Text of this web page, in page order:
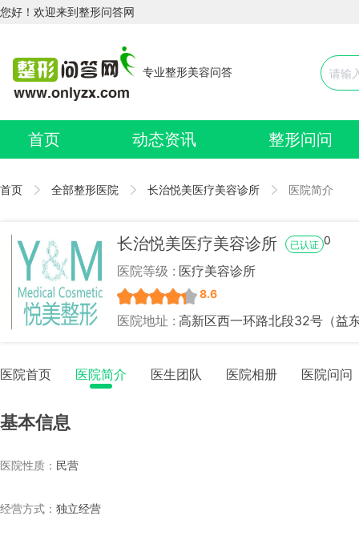
您好！欢迎来到整形问答网
专业整形美容问答
首页 动态资讯 整形问问
首页 全部整形医院 长治悦美医疗美容诊所 医院简介
长治悦美医疗美容诊所 已认证 0
医院等级 : 医疗美容诊所
8.6
医院地址 : 高新区西一环路北段32号（益
医院首页 医院简介 医生团队 医院相册 医院问问
基本信息
医院性质： 民营
经营方式： 独立经营